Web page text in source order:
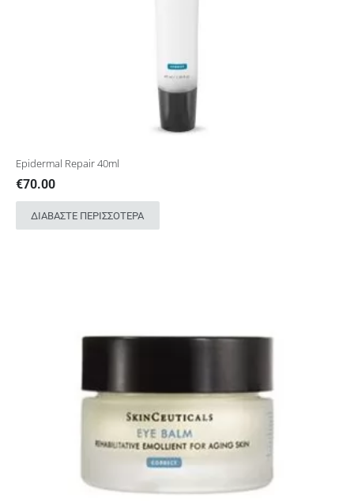
Epidermal Repair 40ml
€70.00
ΔΙΑΒΆΣΤΕ ΠΕΡΙΣΣΌΤΕΡΑ